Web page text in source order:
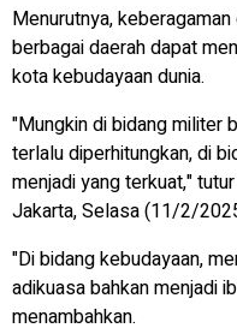
Menurutnya,
berbagai daerah dapat
kota kebudayaan dunia.
"Mungkin di bidang militer
terlalu diperhitungkan, di
menjadi yang terkuat," tutur
Jakarta, Selasa (11/2/
"Di bidang kebudayaan,
adikuasa bahkan menjadi
menambahkan.